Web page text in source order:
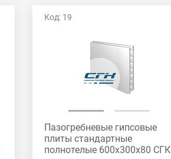
Код: 19
Пазогребневые гипсовые
плиты стандартные
полнотелые 600x300x80 СГК